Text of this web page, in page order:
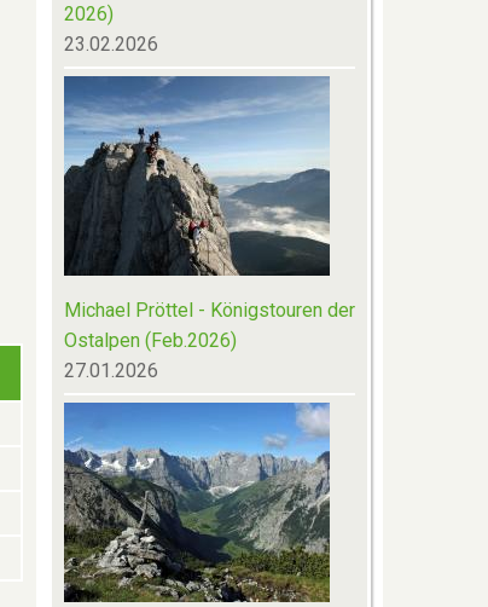
2026)
23.02.2026
Michael Pröttel - Königstouren der
Ostalpen (Feb.2026)
27.01.2026